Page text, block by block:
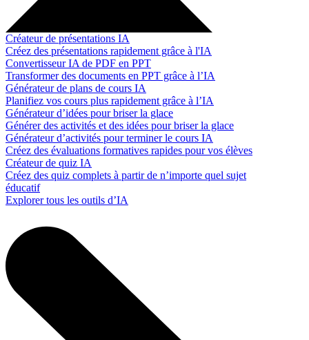
Créateur de présentations IA
Créez des présentations rapidement grâce à l'IA
Convertisseur IA de PDF en PPT
Transformer des documents en PPT grâce à l’IA
Générateur de plans de cours IA
Planifiez vos cours plus rapidement grâce à l’IA
Générateur d’idées pour briser la glace
Générer des activités et des idées pour briser la glace
Générateur d’activités pour terminer le cours IA
Créez des évaluations formatives rapides pour vos élèves
Créateur de quiz IA
Créez des quiz complets à partir de n’importe quel sujet
éducatif
Explorer tous les outils d’IA